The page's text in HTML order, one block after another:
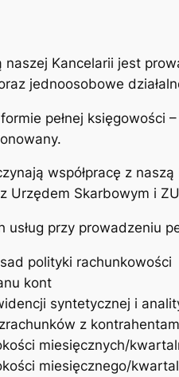
naszej Kancelarii jest
jednoosobowe
pełnej księgowości
współpracę z
Urzędem Skarbowym i
usług przy prowadzeniu
polityki rachunkowości
kont
syntetycznej i
z
miesięcznych/
miesięcznego/